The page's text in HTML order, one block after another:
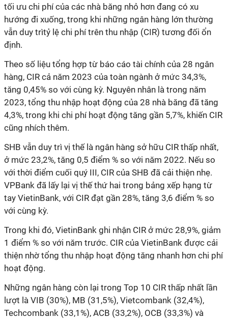
tối ưu chi phí của các nhà băng nhỏ hơn đang có xu
hướng đi xuống, trong khi những ngân hàng lớn thường
vẫn duy trìtỷ lệ chi phí trên thu nhập (CIR) tương đối ổn
định.
Theo số liệu tổng hợp từ báo cáo tài chính của 28 ngân
hàng, CIR cả năm 2023 của toàn ngành ở mức 34,3%,
tăng 0,45% so với cùng kỳ. Nguyên nhân là trong năm
2023, tổng thu nhập hoạt động của 28 nhà băng đã tăng
4,3%, trong khi chi phí hoạt động tăng gần 5,7%, khiến CIR
cũng nhích thêm.
SHB vẫn duy trì vị thế là ngân hàng sở hữu CIR thấp nhất,
ở mức 23,2%, tăng 0,5 điểm % so với năm 2022. Nếu so
với thời điểm cuối quý III, CIR của SHB đã cải thiện nhẹ.
VPBank đã lấy lại vị thế thứ hai trong bảng xếp hạng từ
tay VietinBank, với CIR đạt gần 28%, tăng 3,6 điểm % so
với cùng kỳ.
Trong khi đó, VietinBank ghi nhận CIR ở mức 28,9%, giảm
1 điểm % so với năm trước. CIR của VietinBank được cải
thiện nhờ tổng thu nhập hoạt động tăng nhanh hơn chi phí
hoạt động.
Những ngân hàng còn lại trong Top 10 CIR thấp nhất lần
lượt là VIB (30%), MB (31,5%), Vietcombank (32,4%),
Techcombank (33,1%), ACB (33,2%), OCB (33,3%) và